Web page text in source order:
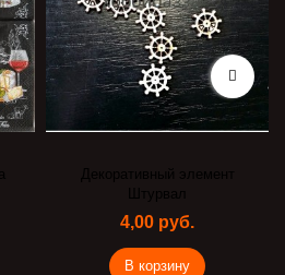
Декоративный элемент
Штурвал
4,00 руб.
В корзину